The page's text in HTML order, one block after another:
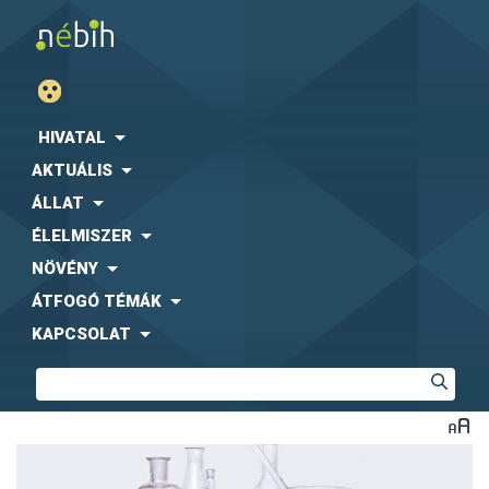
HIVATAL
AKTUÁLIS
ÁLLAT
ÉLELMISZER
NÖVÉNY
ÁTFOGÓ TÉMÁK
KAPCSOLAT